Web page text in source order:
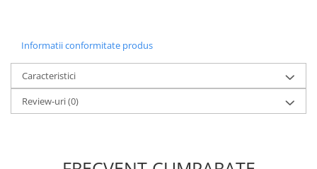
Informatii conformitate produs
Caracteristici
Review-uri(0)